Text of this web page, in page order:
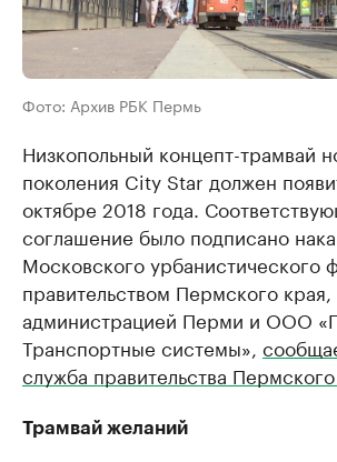
Фото: Архив РБК Пермь
Низкопольный концепт-трамвай
поколения City Star должен
октябре 2018 года.
соглашение было подписано
Московского урбанистического
правительством Пермского края,
администрацией Перми и ООО
Транспортные системы»,
служба правительства
Трамвай желаний